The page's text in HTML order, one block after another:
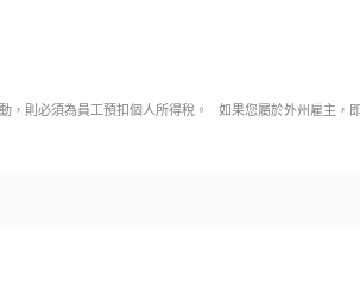
則必須為員工預扣個人所得稅。 如果您屬於外州雇主，